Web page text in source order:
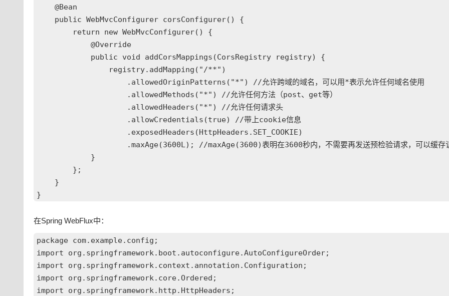
@Bean
public WebMvcConfigurer corsConfigurer() {
return new WebMvcConfigurer() {
@Override
public void addCorsMappings(CorsRegistry registry) {
registry.addMapping("/**")
.allowedOriginPatterns("*") //允许跨域的域名，可以用*表示允许任何域名使用
.allowedMethods("*") //允许任何方法（post、get等）
.allowedHeaders("*") //允许任何请求头
.allowCredentials(true) //带上cookie信息
.exposedHeaders(HttpHeaders.SET_COOKIE)
.maxAge(3600L); //maxAge(3600)表明在3600秒内，不需要再发送预检验请求，可以缓存
}
};
}
}
在Spring WebFlux中：
package com.example.config;
import org.springframework.boot.autoconfigure.AutoConfigureOrder;
import org.springframework.context.annotation.Configuration;
import org.springframework.core.Ordered;
import org.springframework.http.HttpHeaders;